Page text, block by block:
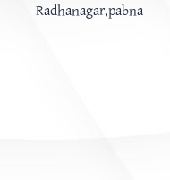
Radhanagar,pabna